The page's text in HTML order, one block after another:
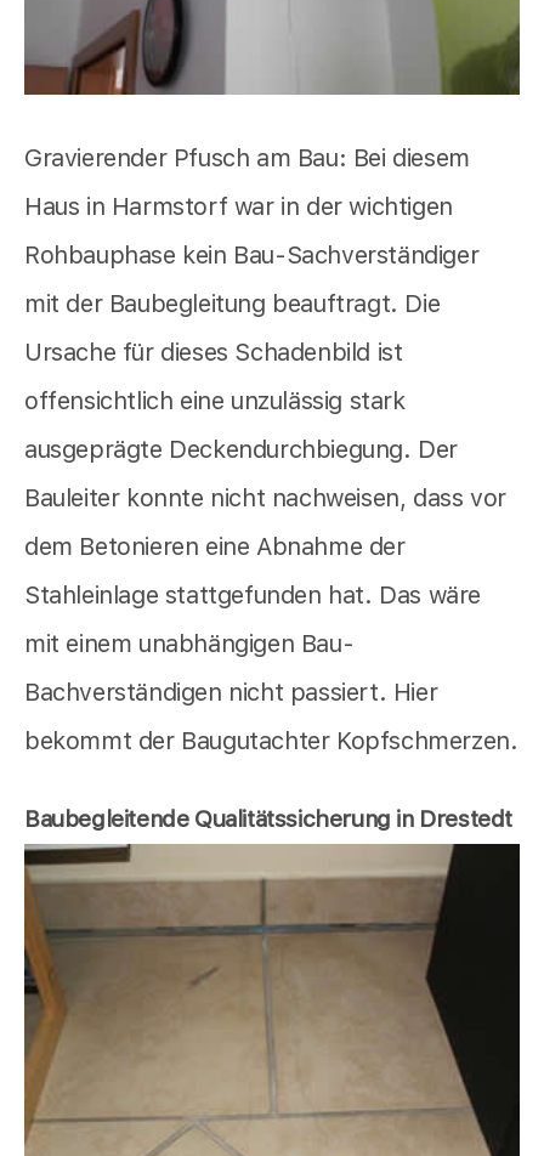
Gravierender Pfusch am Bau: Bei diesem
Haus in Harmstorf war in der wichtigen
Rohbauphase kein Bau-Sachverständiger
mit der Baubegleitung beauftragt. Die
Ursache für dieses Schadenbild ist
offensichtlich eine unzulässig stark
ausgeprägte Deckendurchbiegung. Der
Bauleiter konnte nicht nachweisen, dass vor
dem Betonieren eine Abnahme der
Stahleinlage stattgefunden hat. Das wäre
mit einem unabhängigen Bau-
Bachverständigen nicht passiert. Hier
bekommt der Baugutachter Kopfschmerzen.
Baubegleitende Qualitätssicherung in Drestedt